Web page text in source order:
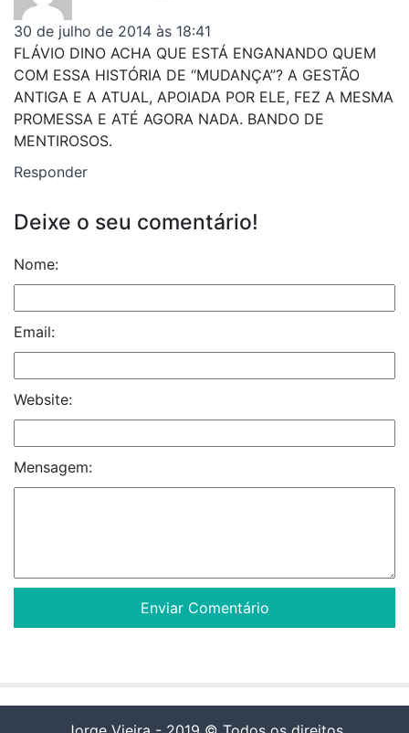
30 de julho de 2014 às 18:41
FLÁVIO DINO ACHA QUE ESTÁ ENGANANDO QUEM
COM ESSA HISTÓRIA DE “MUDANÇA”? A GESTÃO
ANTIGA E A ATUAL, APOIADA POR ELE, FEZ A MESMA
PROMESSA E ATÉ AGORA NADA. BANDO DE
MENTIROSOS.
Responder
Deixe o seu comentário!
Nome:
Email:
Website:
Mensagem: